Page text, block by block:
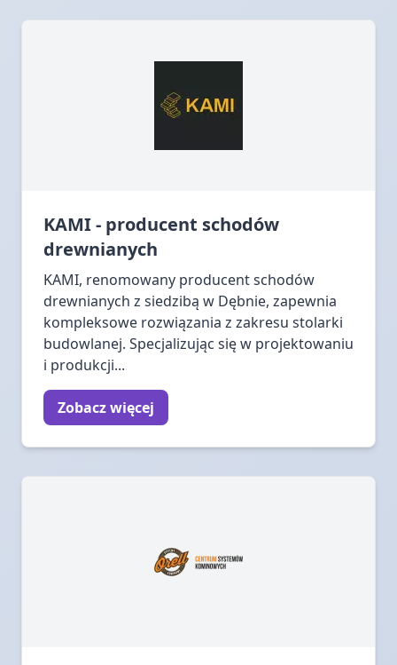
KAMI - producent schodów
drewnianych
KAMI, renomowany producent schodów
drewnianych z siedzibą w Dębnie, zapewnia
kompleksowe rozwiązania z zakresu stolarki
budowlanej. Specjalizując się w projektowaniu
i produkcji...
Zobacz więcej